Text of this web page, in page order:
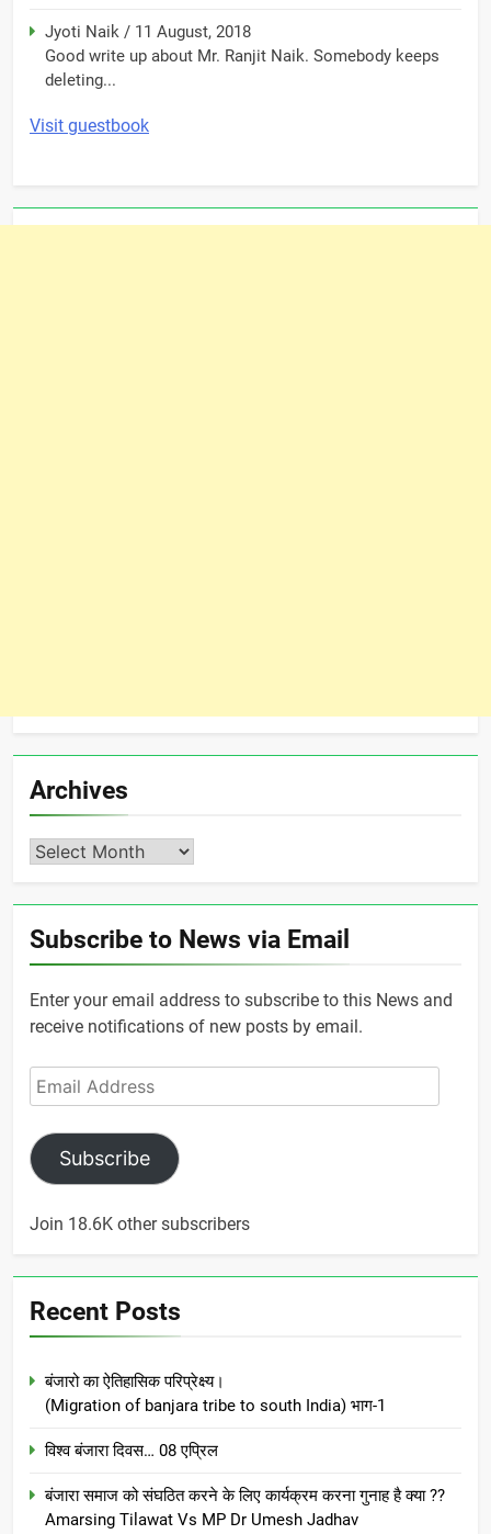
Jyoti Naik / 11 August, 2018
Good write up about Mr. Ranjit Naik. Somebody keeps
deleting...
Visit guestbook
Archives
Archives
Subscribe to News via Email
Enter your email address to subscribe to this News and
receive notifications of new posts by email.
Email
Address
Subscribe
Join 18.6K other subscribers
Recent Posts
बंजारो का ऐतिहासिक परिप्रेक्ष्य।
(Migration of banjara tribe to south India) भाग-1
विश्व बंजारा दिवस… 08 एप्रिल
बंजारा समाज को संघठित करने के लिए कार्यक्रम करना गुनाह है क्या ??
Amarsing Tilawat Vs MP Dr Umesh Jadhav